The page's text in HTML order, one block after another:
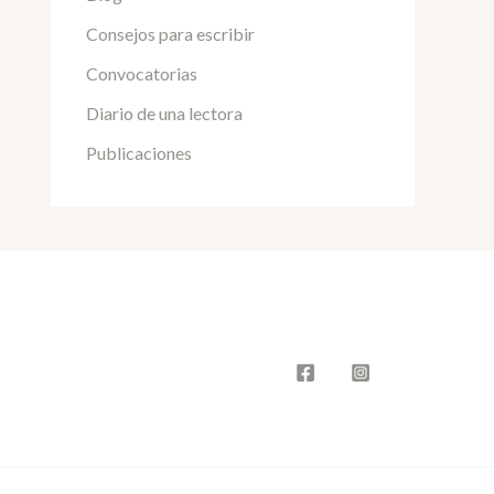
Consejos para escribir
Convocatorias
Diario de una lectora
Publicaciones